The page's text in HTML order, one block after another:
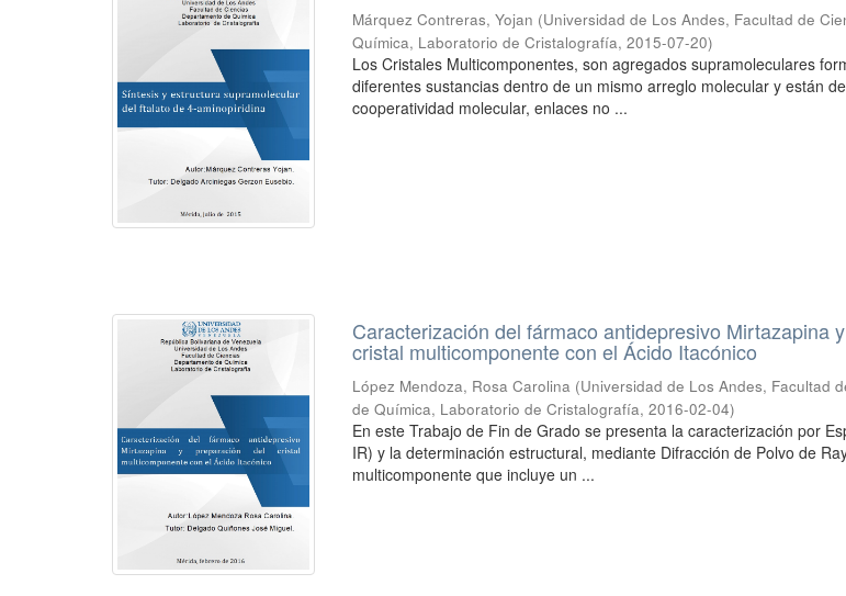
Márquez Contreras, Yojan (Universidad de Los Andes, Facultad de
Química, Laboratorio de Cristalografía,2015-07-20)
Los Cristales Multicomponentes, son agregados supramoleculares
diferentes sustancias dentro de un mismo arreglo molecular y están
cooperatividad molecular, enlaces no ...
Caracterización del fármaco antidepresivo Mirtazapina
cristal multicomponente con el Ácido Itacónico
López Mendoza, Rosa Carolina (Universidad de Los Andes, Facultad
de Química, Laboratorio de Cristalografía,2016-02-04)
En este Trabajo de Fin de Grado se presenta la caracterización por
IR) y la determinación estructural, mediante Difracción de Polvo de
multicomponente que incluye un ...